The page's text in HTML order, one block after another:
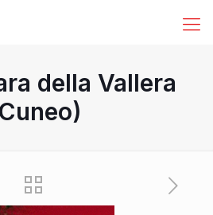
della Vallera